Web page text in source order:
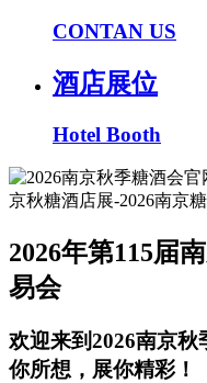
CONTAN US
酒店展位
Hotel Booth
2026年第115届
易会
欢迎来到2026南京
你所想，展你精彩！